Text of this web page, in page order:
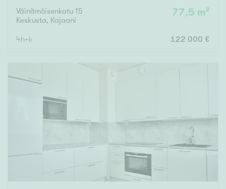
Väinämöisenkatu 15
Keskusta, Kajaani
77,5 m²
4h+k 122 000 €